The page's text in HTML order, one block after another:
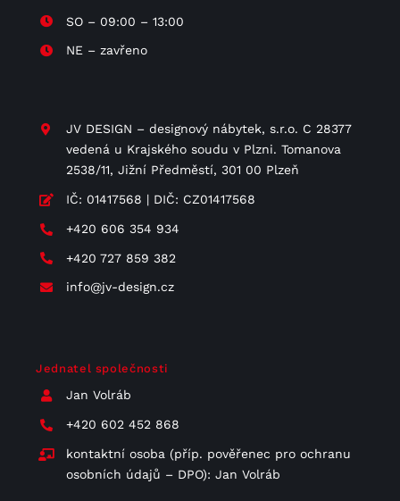
SO – 09:00 – 13:00
NE – zavřeno
JV DESIGN – designový nábytek, s.r.o. C 28377
vedená u Krajského soudu v Plzni. Tomanova
2538/11, Jižní Předměstí, 301 00 Plzeň
IČ: 01417568 | DIČ: CZ01417568
+420 606 354 934
+420 727 859 382
info@jv-design.cz
Jednatel společnosti
Jan Volráb
+420 602 452 868
kontaktní osoba (příp. pověřenec pro ochranu
osobních údajů – DPO): Jan Volráb